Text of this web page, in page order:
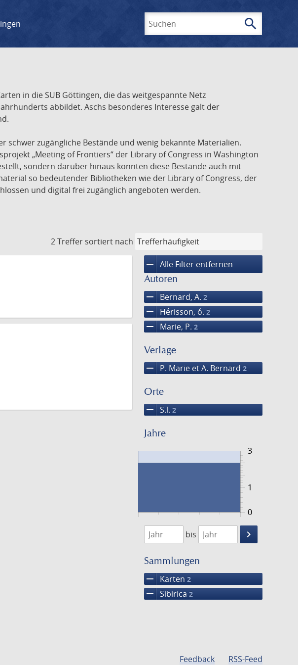
search
in die SUB Göttingen, die das weitgespannte Netz
abbildet. Aschs besonderes Interesse galt der
schwer zugängliche Bestände und wenig bekannte Materialien.
„Meeting of Frontiers“ der Library of Congress in Washington
sondern darüber hinaus konnten diese Bestände auch mit
so bedeutender Bibliotheken wie der Library of Congress, der
und digital frei zugänglich angeboten werden.
2 Treffer sortiert nach
remove Alle Filter entfernen
Autoren
remove Bernard, A. 2
remove Hérisson, ó. 2
remove Marie, P. 2
Verlage
remove P. Marie et A. Bernard 2
Orte
remove S.l. 2
Jahre
0
3
1
1848
1849
bis
keyboard_arrow_right
Suche
Sammlungen
remove Karten 2
remove Sibirica 2
Feedback RSS-Feed